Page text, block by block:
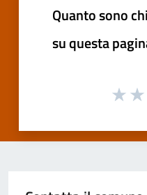
Quanto sono
su questa